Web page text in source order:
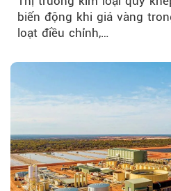
biến động khi giá vàng
loạt điều chỉnh,…